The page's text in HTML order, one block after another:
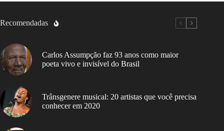
Recomendadas
Carlos Assumpção faz 93 anos como maior
poeta vivo e invisível do Brasil
Trânsgenere musical: 20 artistas que você precisa
conhecer em 2020